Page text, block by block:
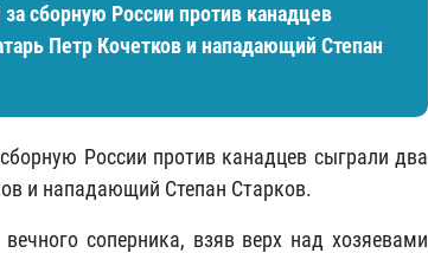
сборную России против канадцев
Петр Кочетков и нападающий Степан
России против канадцев сыграли два
и нападающий Степан Старков.
соперника, взяв верх над хозяевами